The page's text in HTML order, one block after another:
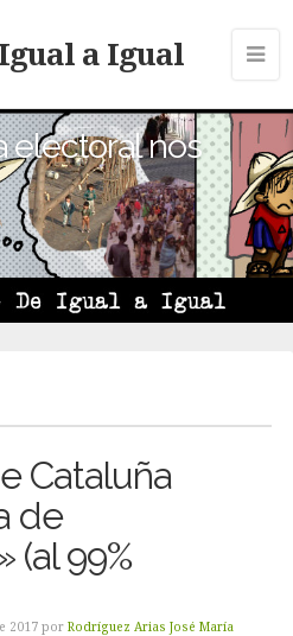
a Igual
electoral nos
Cataluña
de
(al 99%
2017 por Rodríguez Arias José María